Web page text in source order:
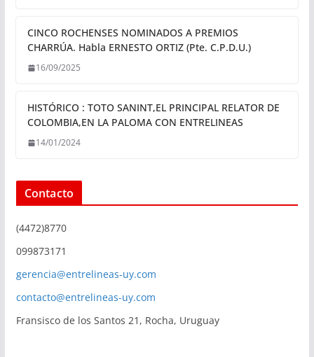
CINCO ROCHENSES NOMINADOS A PREMIOS
CHARRÚA. Habla ERNESTO ORTIZ (Pte. C.P.D.U.)
16/09/2025
HISTÓRICO : TOTO SANINT,EL PRINCIPAL RELATOR DE
COLOMBIA,EN LA PALOMA CON ENTRELINEAS
14/01/2024
Contacto
(4472)8770
099873171
gerencia@entrelineas-uy.com
contacto@entrelineas-uy.com
Fransisco de los Santos 21, Rocha, Uruguay